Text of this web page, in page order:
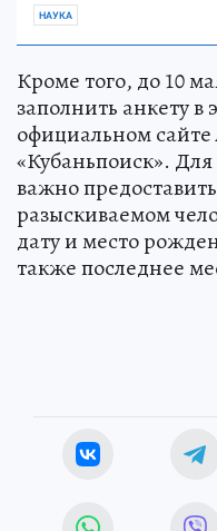
НАУКА
Кроме того, до 10
заполнить анкету
официальном
«Кубаньпоиск».
важно
разыскиваемом
дату и место
также последнее